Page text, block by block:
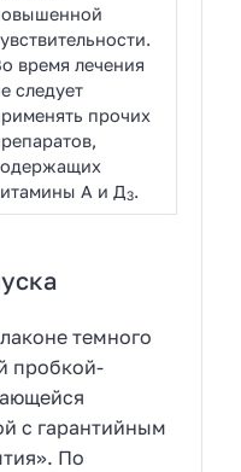
время лечения
следует
прочих
А и Д3.
темного
пробкой-
с гарантийным
По